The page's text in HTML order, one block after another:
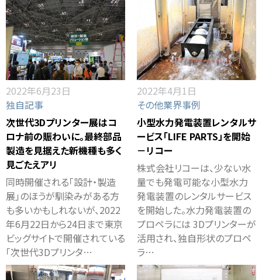
2022年6月23日
独自記事
次世代3Dプリンター展はコ
ロナ前の賑わいに。最終部品
製造を見据えた新機種も多く
見ごたえアリ
同時開催される「設計・製造
展」のほうが馴染みがある方
も多いかもしれないが、2022
年6月22日から24日まで東京
ビッグサイトで開催されている
「次世代3Dプリンタ…
2022年4月1日
その他業界事例
小型水力発電装置レンタルサ
ービス「LIFE PARTS」を開始
－リコー
株式会社リコーは、少ない水
量でも発電可能な小型水力
発電装置のレンタルサービス
を開始した。水力発電装置の
プロペラには 3Dプリンターが
活用され、独自形状のプロペ
ラ…